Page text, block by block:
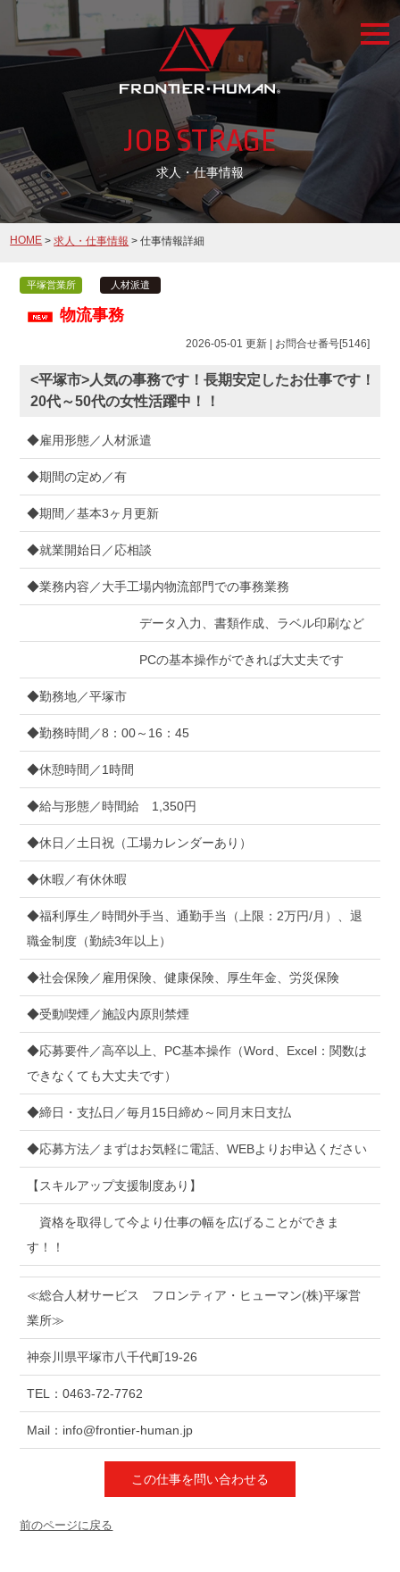
JOB STRAGE
求人・仕事情報
HOME >求人・仕事情報 > 仕事情報詳細
平塚営業所 人材派遣
物流事務
2026-05-01 更新 | お問合せ番号[5146]
<平塚市>人気の事務です！長期安定したお仕事です！
20代～50代の女性活躍中！！
◆雇用形態／人材派遣
◆期間の定め／有
◆期間／基本3ヶ月更新
◆就業開始日／応相談
◆業務内容／大手工場内物流部門での事務業務
データ入力、書類作成、ラベル印刷など
PCの基本操作ができれば大丈夫です
◆勤務地／平塚市
◆勤務時間／8：00～16：45
◆休憩時間／1時間
◆給与形態／時間給 1,350円
◆休日／土日祝（工場カレンダーあり）
◆休暇／有休休暇
◆福利厚生／時間外手当、通勤手当（上限：2万円/月）、退
職金制度（勤続3年以上）
◆社会保険／雇用保険、健康保険、厚生年金、労災保険
◆受動喫煙／施設内原則禁煙
◆応募要件／高卒以上、PC基本操作（Word、Excel：関数は
できなくても大丈夫です）
◆締日・支払日／毎月15日締め～同月末日支払
◆応募方法／まずはお気軽に電話、WEBよりお申込ください
【スキルアップ支援制度あり】
資格を取得して今より仕事の幅を広げることができま
す！！
≪総合人材サービス フロンティア・ヒューマン(株)平塚営
業所≫
神奈川県平塚市八千代町19-26
TEL：0463-72-7762
Mail：info@frontier-human.jp
この仕事を問い合わせる
前のページに戻る